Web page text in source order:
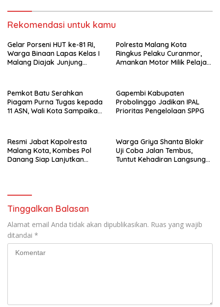
Rekomendasi untuk kamu
Gelar Porseni HUT ke-81 RI,
Warga Binaan Lapas Kelas I
Malang Diajak Junjung
Polresta Malang Kota
Ringkus Pelaku Curanmor,
Amankan Motor Milik Pelajar
Pemkot Batu Serahkan
Piagam Purna Tugas kepada
11 ASN, Wali Kota Sampaikan
Gapembi Kabupaten
Probolinggo Jadikan IPAL
Prioritas Pengelolaan SPPG
Resmi Jabat Kapolresta
Malang Kota, Kombes Pol
Danang Siap Lanjutkan
Warga Griya Shanta Blokir
Uji Coba Jalan Tembus,
Tuntut Kehadiran Langsung
Tinggalkan Balasan
Alamat email Anda tidak akan dipublikasikan. Ruas yang wajib
ditandai *